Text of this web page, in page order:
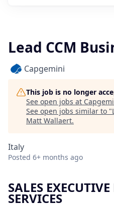
Lead CCM
Capgemini
This job is no longer
See open jobs at
See open jobs similar to "
Matt Wallaert.
Italy
Posted 6+ months ago
SALES
SERVICES